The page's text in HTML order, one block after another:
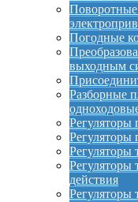
Погодные
выходным
Разборные
Регуляторы
Регуляторы
Регуляторы
Регуляторы
действия
Регуляторы